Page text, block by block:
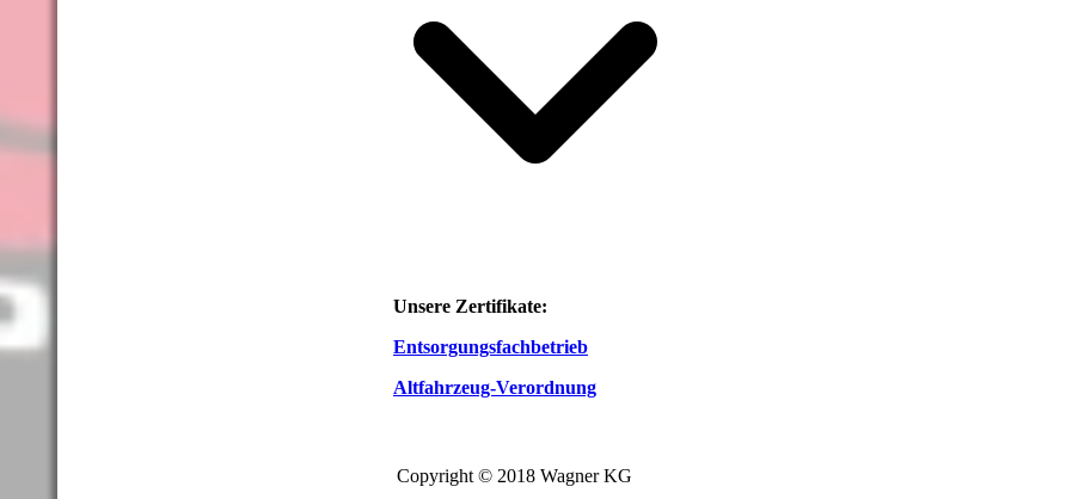
Unsere Zertifikate:
Entsorgungsfachbetrieb
Altfahrzeug-Verordnung
Copyright © 2018 Wagner KG